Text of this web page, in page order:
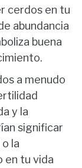
cerdos en tu
abundancia
buena
a menudo
y la
significar
la
en tu vida